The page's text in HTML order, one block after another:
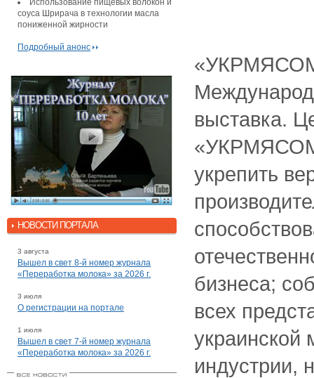
Использование пищевых волокон и
соуса Шрирача в технологии масла
пониженной жирности
Подробный анонс
НОВОСТИ ПОРТАЛА
3 августа
Вышел в свет 8-й номер журнала
«Переработка молока» за 2026 г.
3 июля
О регистрации на портале
1 июля
Вышел в свет 7-й номер журнала
«Переработка молока» за 2026 г.
выставка.
укрепить
бизнеса;
всех
украинской
индустрии,